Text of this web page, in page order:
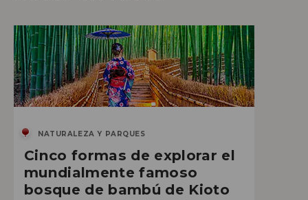
NATURALEZA Y PARQUES
Cinco formas de explorar el
mundialmente famoso
bosque de bambú de Kioto